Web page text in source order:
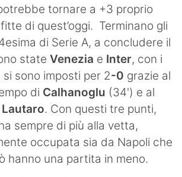
tornare a +3 proprio
di quest’oggi. Terminano gli
di Serie A, a concludere il
state Venezia e Inter, con i
sono imposti per 2-0 grazie al
di Calhanoglu (34') e al
Lautaro. Con questi tre punti,
sempre di più alla vetta,
occupata sia da Napoli che
hanno una partita in meno.